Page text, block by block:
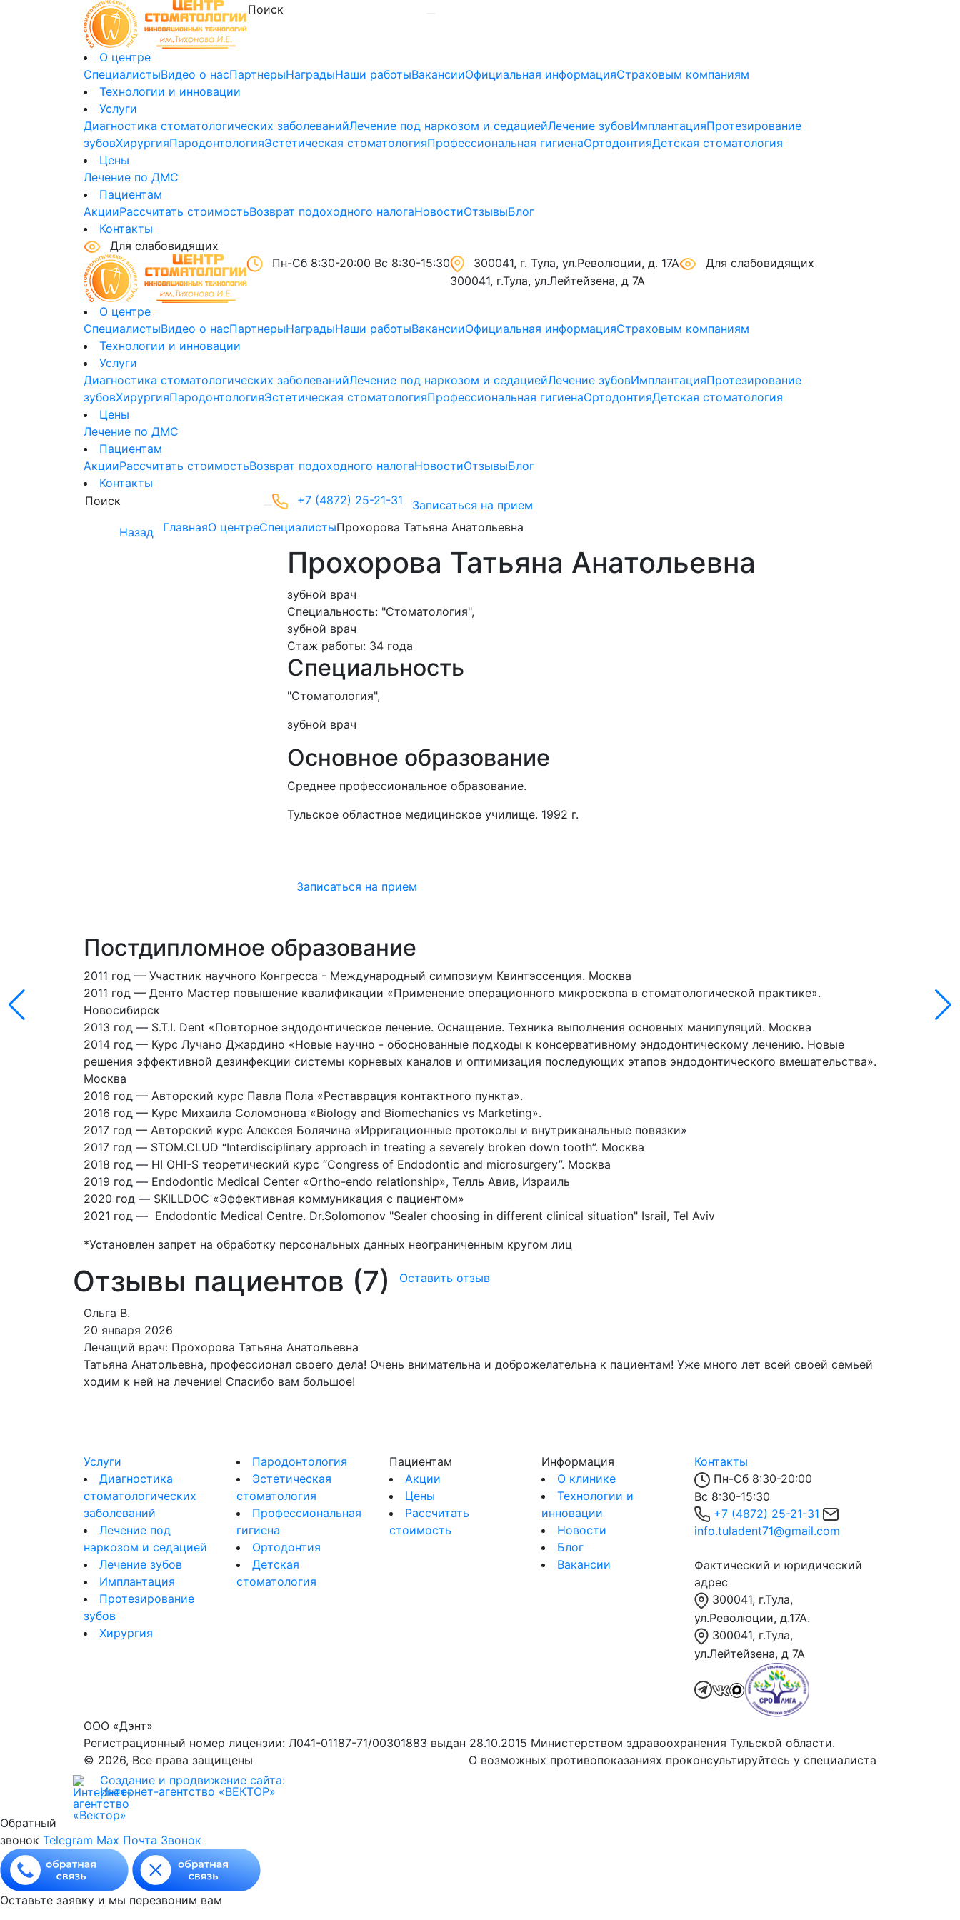
О центре
СпециалистыВидео о насПартнерыНаградыНаши работыВакансииОфициальная информацияСтраховым компаниям
Технологии и инновации
Услуги
Диагностика стоматологических заболеванийЛечение под наркозом и седациейЛечение зубовИмплантацияПротезирование
зубовХирургияПародонтологияЭстетическая стоматологияПрофессиональная гигиенаОртодонтияДетская стоматология
Цены
Лечение по ДМС
Пациентам
АкцииРассчитать стоимостьВозврат подоходного налогаНовостиОтзывыБлог
Контакты
Для слабовидящих
Пн-Сб 8:30-20:00 Вс 8:30-15:30
300041, г. Тула, ул.Революции, д. 17А
300041, г.Тула, ул.Лейтейзена, д 7А
Для слабовидящих
О центре
СпециалистыВидео о насПартнерыНаградыНаши работыВакансииОфициальная информацияСтраховым компаниям
Технологии и инновации
Услуги
Диагностика стоматологических заболеванийЛечение под наркозом и седациейЛечение зубовИмплантацияПротезирование
зубовХирургияПародонтологияЭстетическая стоматологияПрофессиональная гигиенаОртодонтияДетская стоматология
Цены
Лечение по ДМС
Пациентам
АкцииРассчитать стоимостьВозврат подоходного налогаНовостиОтзывыБлог
Контакты
+7 (4872) 25-21-31
Записаться на прием
Назад
ГлавнаяО центреСпециалистыПрохорова Татьяна Анатольевна
Прохорова Татьяна Анатольевна
зубной врач
Специальность: "Стоматология",
зубной врач
Стаж работы: 34 года
Специальность
"Стоматология",
зубной врач
Основное образование
Среднее профессиональное образование.
Тульское областное медицинское училище. 1992 г.
Записаться на прием
Постдипломное образование
2011 год — Участник научного Конгресса - Международный симпозиум Квинтэссенция. Москва
2011 год — Денто Мастер повышение квалификации «Применение операционного микроскопа в стоматологической практике».
Новосибирск
2013 год — S.T.I. Dent «Повторное эндодонтическое лечение. Оснащение. Техника выполнения основных манипуляций. Москва
2014 год — Курс Лучано Джардино «Новые научно - обоснованные подходы к консервативному эндодонтическому лечению. Новые
решения эффективной дезинфекции системы корневых каналов и оптимизация последующих этапов эндодонтического вмешательства».
Москва
2016 год — Авторский курс Павла Пола «Реставрация контактного пункта».
2016 год — Курс Михаила Соломонова «Biology and Biomechanics vs Marketing».
2017 год — Авторский курс Алексея Болячина «Ирригационные протоколы и внутриканальные повязки»
2017 год — STOM.CLUD “Interdisciplinary approach in treating a severely broken down tooth”. Москва
2018 год — HI OHI-S теоретический курс “Congress of Endodontic and microsurgery”. Москва
2019 год — Endodontic Medical Center «Ortho-endo relationship», Телль Авив, Израиль
2020 год — SKILLDOC «Эффективная коммуникация с пациентом»
2021 год — Endodontic Medical Centre. Dr.Solomonov "Sealer choosing in different clinical situation" Israil, Tel Aviv
*Установлен запрет на обработку персональных данных неограниченным кругом лиц
Отзывы пациентов (7) Оставить отзыв
Ольга В.
20 января 2026
Лечащий врач: Прохорова Татьяна Анатольевна
Татьяна Анатольевна, профессионал своего дела! Очень внимательна и доброжелательна к пациентам! Уже много лет всей своей семьей
ходим к ней на лечение! Спасибо вам большое!
Услуги
Диагностика
стоматологических
заболеваний
Лечение под
наркозом и седацией
Лечение зубов
Имплантация
Протезирование
зубов
Хирургия
Пародонтология
Эстетическая
стоматология
Профессиональная
гигиена
Ортодонтия
Детская
стоматология
Пациентам
Акции
Цены
Рассчитать
стоимость
Информация
О клинике
Технологии и
инновации
Новости
Блог
Вакансии
Контакты
Пн-Сб 8:30-20:00
Вс 8:30-15:30
+7 (4872) 25-21-31
info.tuladent71@gmail.com
Фактический и юридический
адрес
300041, г.Тула,
ул.Революции, д.17А.
300041, г.Тула,
ул.Лейтейзена, д 7А
ООО «Дэнт»
Регистрационный номер лицензии: Л041-01187-71/00301883 выдан 28.10.2015 Министерством здравоохранения Тульской области.
© 2026, Все права защищены
О возможных противопоказаниях проконсультируйтесь у специалиста
Создание и продвижение сайта:
Интернет-агентство «ВЕКТОР»
Обратный
звонок Telegram Max Почта Звонок
Оставьте заявку и мы перезвоним вам